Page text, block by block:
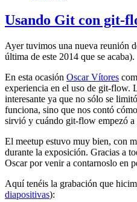
Usando Git con git-
Ayer tuvimos una nueva reunión
última de este 2014 que se acaba).
En esta ocasión Oscar Vítores
experiencia en el uso de git-flow.
interesante ya que no sólo se
funciona, sino que nos contó
sirvió y cuándo git-flow empezó a
El meetup estuvo muy bien, con
durante la exposición. Gracias a
Oscar por venir a contarnoslo en
Aquí tenéis la grabación que
diapositivas):